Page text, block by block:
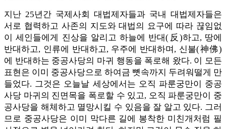
지난 25년간 국제사회 대법제자들과 국내 대법제자들은
서로 협력하고 사존의 지도와 대법의 요구에 따라 끊임없
이 세인들에게 진상을 알리고 하늘에 반대(反)하고, 땅에
반대하고, 인류에 반대하고, 우주에 반대하며, 신불(神佛)
에 반대하는 중공사당의 마귀 행동을 폭로해 왔다. 이 모든
표현은 이미 중공사당으로 하여금 뼛속까지 두려워떨게 만
들었다. 그것은 오늘날 세상에서는 오직 파룬궁만이 중공
사당 마귀의 진면목을 폭로할 수 있고, 오직 파룬궁만이 중
공사당을 해체하고 멸망시킬 수 있음을 잘 알고 있다. 그러
므로 중공사당은 이미 막다른 길에 봉착한 미친개처럼 필